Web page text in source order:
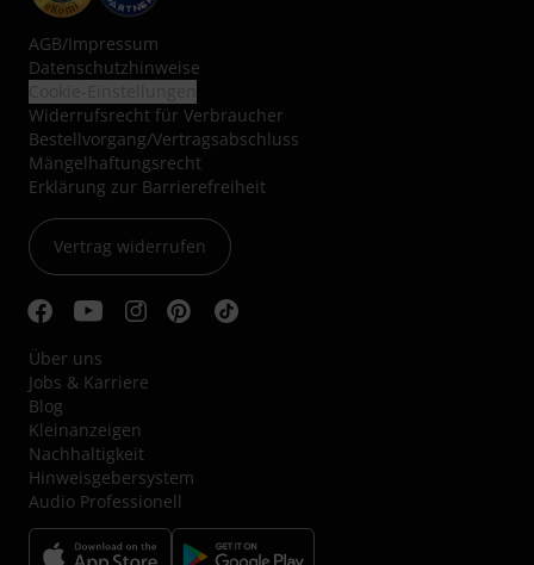
AGB/Impressum
Datenschutzhinweise
Widerrufsrecht für Verbraucher
Bestellvorgang/Vertragsabschluss
Mängelhaftungsrecht
Erklärung zur Barrierefreiheit
Vertrag widerrufen
Über uns
Jobs & Karriere
Blog
Kleinanzeigen
Nachhaltigkeit
Hinweisgebersystem
Audio Professionell